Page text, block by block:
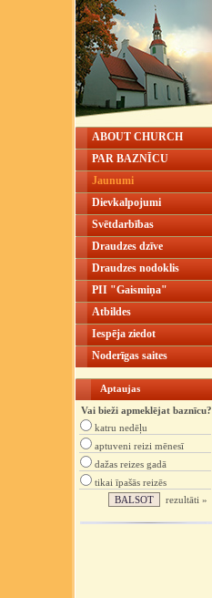
ABOUT CHURCH
PAR BAZNĪCU
Jaunumi
Dievkalpojumi
Svētdarbības
Draudzes dzīve
Draudzes nodoklis
PII "Gaismiņa"
Atbildes
Iespēja ziedot
Noderīgas saites
Aptaujas
Vai bieži apmeklējat baznīcu?
katru nedēļu
aptuveni reizi mēnesī
dažas reizes gadā
tikai īpašās reizēs
rezultāti »